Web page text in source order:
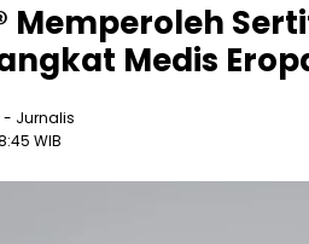
Memperoleh
Medis
- Jurnalis
WIB